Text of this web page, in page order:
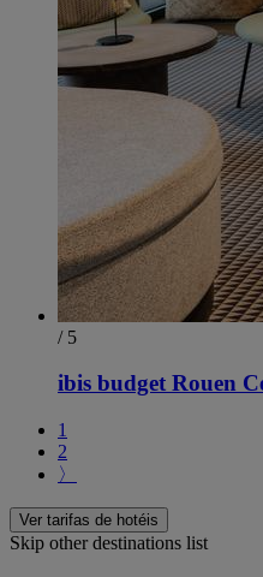
/ 5
ibis budget Rouen
1
2
〉
Ver tarifas de hotéis
Skip other destinations list